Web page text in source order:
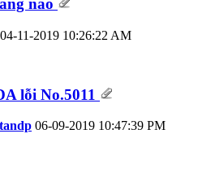
nào
04-11-2019 10:26:22 AM
lỗi No.5011
06-09-2019 10:47:39 PM